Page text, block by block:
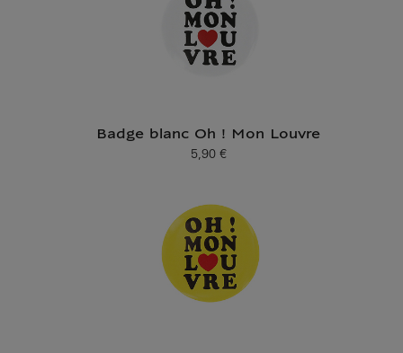
Badge blanc Oh ! Mon Louvre
Prix ​​actuel
5,90 €